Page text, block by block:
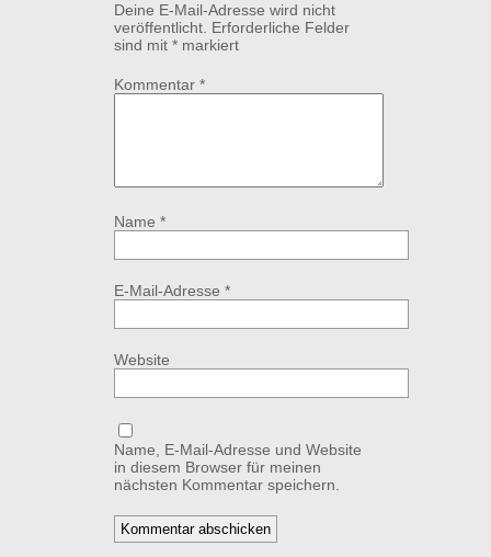
Deine E-Mail-Adresse wird nicht
veröffentlicht. Erforderliche Felder
sind mit * markiert
Kommentar *
Name *
E-Mail-Adresse *
Website
Name, E-Mail-Adresse und Website
in diesem Browser für meinen
nächsten Kommentar speichern.